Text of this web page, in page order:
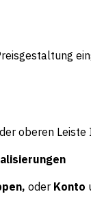
oberen Leiste
oder Konto